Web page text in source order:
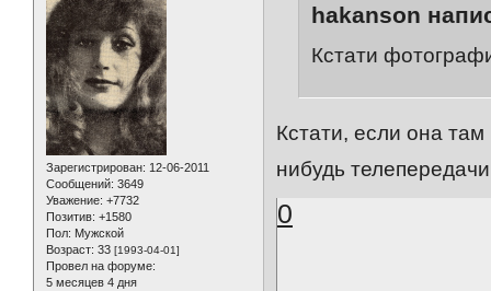
Зарегистрирован: 12-06-2011
Сообщений: 3649
Уважение: +7732
Позитив: +1580
Пол: Мужской
Возраст: 33 [1993-04-01]
Провел на форуме:
5 месяцев 4 дня
hakanson
Кстати
Кстати, если она там
нибудь
0